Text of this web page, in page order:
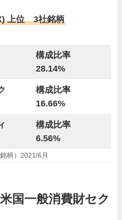
上位 3社銘柄
構成比率
28.14%
構成比率
16.66%
構成比率
6.56%
柄）2021/6月
国一般消費財セク